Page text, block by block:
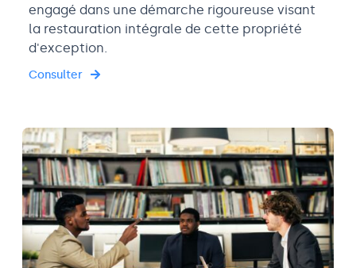
engagé dans une démarche rigoureuse visant
la restauration intégrale de cette propriété
d'exception.
Consulter